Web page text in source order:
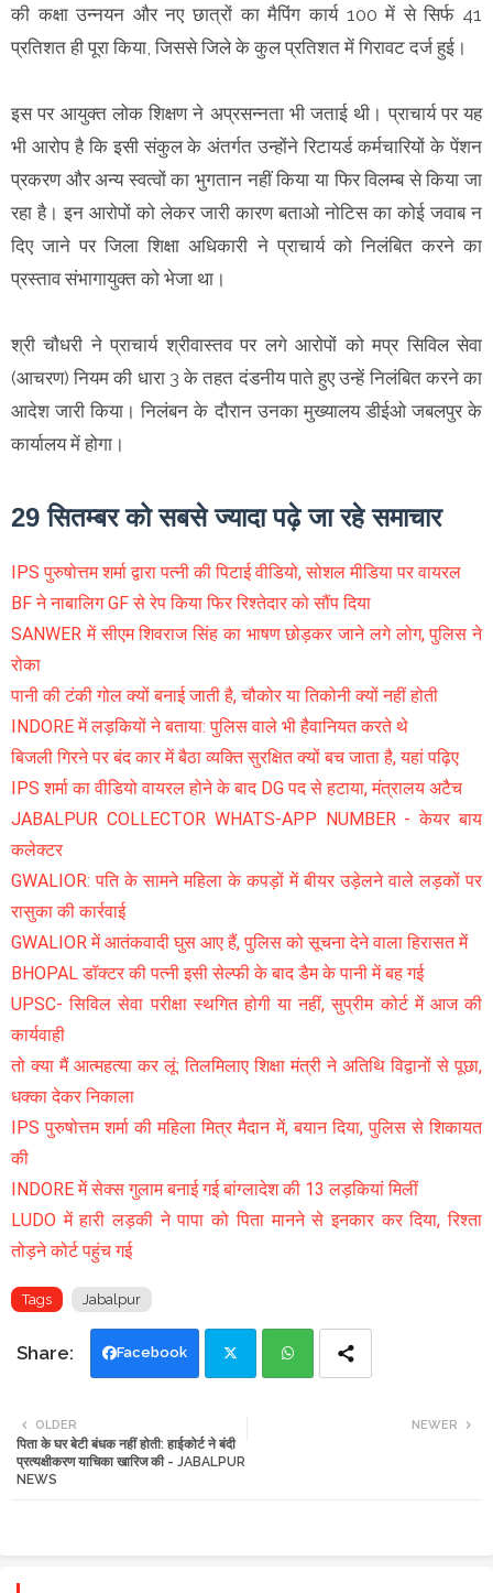
की कक्षा उन्नयन और नए छात्रों का मैपिंग कार्य 100 में से सिर्फ 41
प्रतिशत ही पूरा किया, जिससे जिले के कुल प्रतिशत में गिरावट दर्ज हुई।
इस पर आयुक्त लोक शिक्षण ने अप्रसन्नता भी जताई थी। प्राचार्य पर यह
भी आरोप है कि इसी संकुल के अंतर्गत उन्होंने रिटायर्ड कर्मचारियों के पेंशन
प्रकरण और अन्य स्वत्वों का भुगतान नहीं किया या फिर विलम्ब से किया जा
रहा है। इन आरोपों को लेकर जारी कारण बताओ नोटिस का कोई जवाब न
दिए जाने पर जिला शिक्षा अधिकारी ने प्राचार्य को निलंबित करने का
प्रस्ताव संभागायुक्त को भेजा था।
श्री चौधरी ने प्राचार्य श्रीवास्तव पर लगे आरोपों को मप्र सिविल सेवा
(आचरण) नियम की धारा 3 के तहत दंडनीय पाते हुए उन्हें निलंबित करने का
आदेश जारी किया। निलंबन के दौरान उनका मुख्यालय डीईओ जबलपुर के
कार्यालय में होगा।
29 सितम्बर को सबसे ज्यादा पढ़े जा रहे समाचार
IPS पुरुषोत्तम शर्मा द्वारा पत्नी की पिटाई वीडियो, सोशल मीडिया पर वायरल
BF ने नाबालिग GF से रेप किया फिर रिश्तेदार को सौंप दिया
SANWER में सीएम शिवराज सिंह का भाषण छोड़कर जाने लगे लोग, पुलिस ने
रोका
पानी की टंकी गोल क्यों बनाई जाती है, चौकोर या तिकोनी क्यों नहीं होती
INDORE में लड़कियों ने बताया: पुलिस वाले भी हैवानियत करते थे
बिजली गिरने पर बंद कार में बैठा व्यक्ति सुरक्षित क्यों बच जाता है, यहां पढ़िए
IPS शर्मा का वीडियो वायरल होने के बाद DG पद से हटाया, मंत्रालय अटैच
JABALPUR COLLECTOR WHATS-APP NUMBER - केयर बाय
कलेक्टर
GWALIOR: पति के सामने महिला के कपड़ों में बीयर उड़ेलने वाले लड़कों पर
रासुका की कार्रवाई
GWALIOR में आतंकवादी घुस आए हैं, पुलिस को सूचना देने वाला हिरासत में
BHOPAL डॉक्टर की पत्नी इसी सेल्फी के बाद डैम के पानी में बह गई
UPSC- सिविल सेवा परीक्षा स्थगित होगी या नहीं, सुप्रीम कोर्ट में आज की
कार्यवाही
तो क्या मैं आत्महत्या कर लूं: तिलमिलाए शिक्षा मंत्री ने अतिथि विद्वानों से पूछा,
धक्का देकर निकाला
IPS पुरुषोत्तम शर्मा की महिला मित्र मैदान में, बयान दिया, पुलिस से शिकायत
की
INDORE में सेक्स गुलाम बनाई गई बांग्लादेश की 13 लड़कियां मिलीं
LUDO में हारी लड़की ने पापा को पिता मानने से इनकार कर दिया, रिश्ता
तोड़ने कोर्ट पहुंच गई
Tags Jabalpur
Facebook
tte
NEWER
OLDER
पिता के घर बेटी बंधक नहीं होती: हाईकोर्ट ने बंदी
प्रत्यक्षीकरण याचिका खारिज की - JABALPUR
NEWS